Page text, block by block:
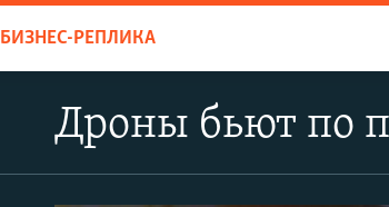
БИЗНЕС-РЕПЛИКА
Дроны бьют по